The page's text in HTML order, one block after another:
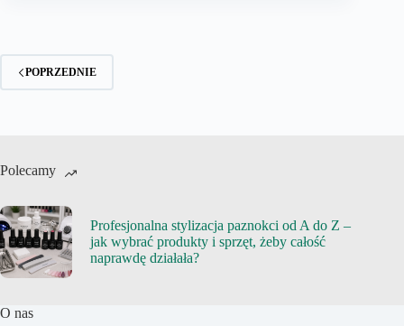
POPRZEDNIE
Polecamy
Profesjonalna stylizacja paznokci od A do Z –
jak wybrać produkty i sprzęt, żeby całość
naprawdę działała?
O nas